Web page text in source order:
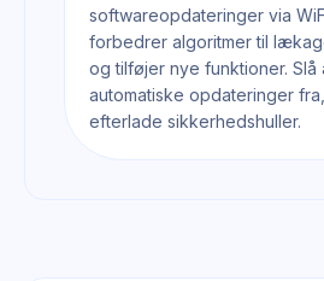
softwareopdateringer via
forbedrer algoritmer til
og tilføjer nye funktioner. Slå
automatiske opdateringer
efterlade sikkerhedshuller.